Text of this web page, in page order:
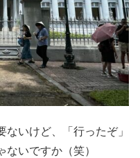
いけど、「行ったぞ」
いですか（笑）